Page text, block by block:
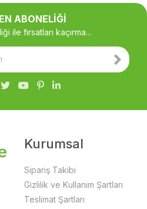
ABONELİĞİ
ile fırsatları kaçırma...
Kurumsal
Sipariş Takibi
Gizlilik ve Kullanım Şartları
Teslimat Şartları